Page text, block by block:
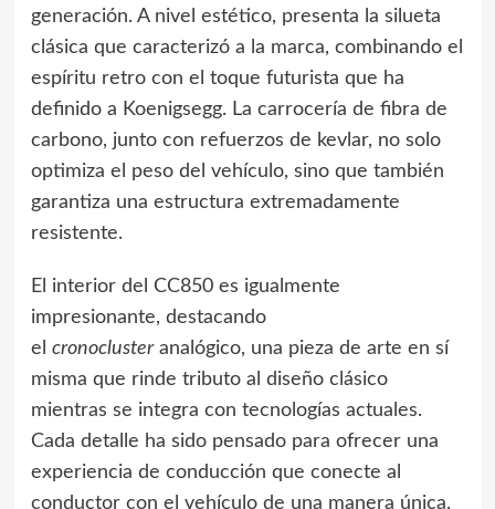
generación. A nivel estético, presenta la silueta
clásica que caracterizó a la marca, combinando el
espíritu retro con el toque futurista que ha
definido a Koenigsegg. La carrocería de fibra de
carbono, junto con refuerzos de kevlar, no solo
optimiza el peso del vehículo, sino que también
garantiza una estructura extremadamente
resistente.
El interior del CC850 es igualmente
impresionante, destacando
el cronoclusteranalógico, una pieza de arte en sí
misma que rinde tributo al diseño clásico
mientras se integra con tecnologías actuales.
Cada detalle ha sido pensado para ofrecer una
experiencia de conducción que conecte al
conductor con el vehículo de una manera única.